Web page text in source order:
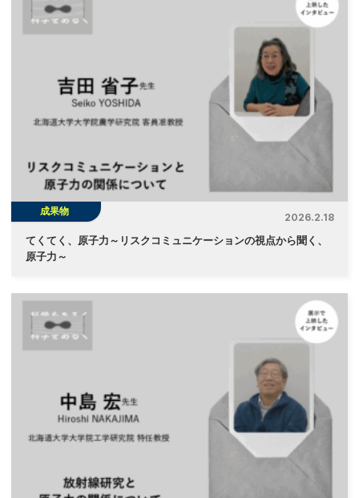
成果物
2026.2.18
てくてく、原子力～リスクコミュニケーションの視点から聞く、
原子力～